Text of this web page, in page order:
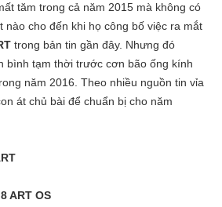
tăm trong cả năm 2015 mà không có
nào cho đến khi họ công bố việc ra mắt
trong bản tin gần đây. Nhưng đó
bình tạm thời trước cơn bão ống kính
năm 2016. Theo nhiều nguồn tin vỉa
át chủ bài để chuẩn bị cho năm
ART OS